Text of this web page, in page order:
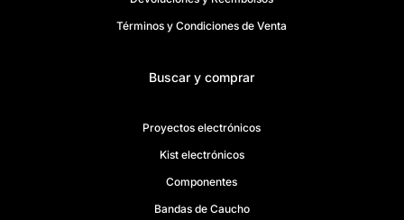
Términos y Condiciones de Venta
Buscar y comprar
Proyectos electrónicos
Kist electrónicos
Componentes
Bandas de Caucho